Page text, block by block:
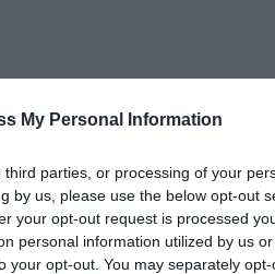
My Personal Information
parties, or processing of your
by us, please use the below opt-out
your opt-out request is processed
personal information utilized by us
your opt-out. You may separately
carrer li somric i penso
a tu. I quan
suau al sofà després
meva de veritat per
una excursió al matí del